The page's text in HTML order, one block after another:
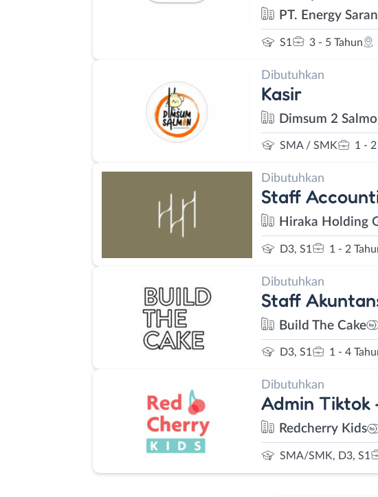
PT. Energy
S1 3 - 5 Tahun
Dibutuhkan
Kasir
Dimsum 2
SMA / SMK 1 - 2
Dibutuhkan
Staff
Hiraka Holding
D3, S1 1 - 2
Dibutuhkan
Staff
Build The Cake
D3, S1 1 - 4
Dibutuhkan
Admin Tiktok
Redcherry Kids
SMA/SMK, D3, S1